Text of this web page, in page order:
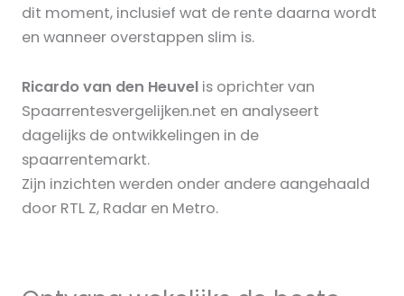
dit moment, inclusief wat de rente daarna wordt
en wanneer overstappen slim is.
Ricardo van den Heuvel is oprichter van
Spaarrentesvergelijken.net en analyseert
dagelijks de ontwikkelingen in de
spaarrentemarkt.
Zijn inzichten werden onder andere aangehaald
door RTL Z, Radar en Metro.